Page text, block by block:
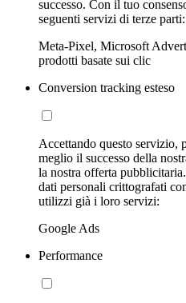
successo. Con il tuo
seguenti servizi di terze parti:
Meta-Pixel, Microsoft
prodotti basate sui clic
Conversion tracking esteso
Accettando questo servizio,
meglio il successo della
la nostra offerta
dati personali crittografati
utilizzi già i loro servizi:
Google Ads
Performance